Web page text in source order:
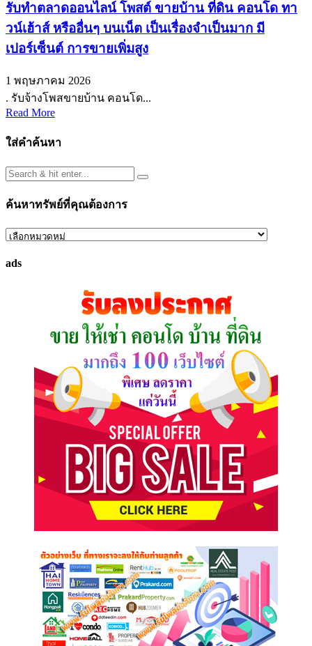
รับทำตลาดออนไลน์ โพสต์ ขายบ้าน ที่ดิน คอนโด ทา
วน์เฮ้าส์ หรืออื่นๆ บนเน็ต เป็นเรื่องจำเป็นมาก มี
เปอร์เซ็นต์ การขายเพิ่มสูง
1 พฤษภาคม 2026
. รับจ้างโพสขายบ้าน คอนโด...
Read More
ใส่คำค้นหา
ค้นหาทรัพย์ที่คุณต้องการ
ค้นหา
ที่
ads